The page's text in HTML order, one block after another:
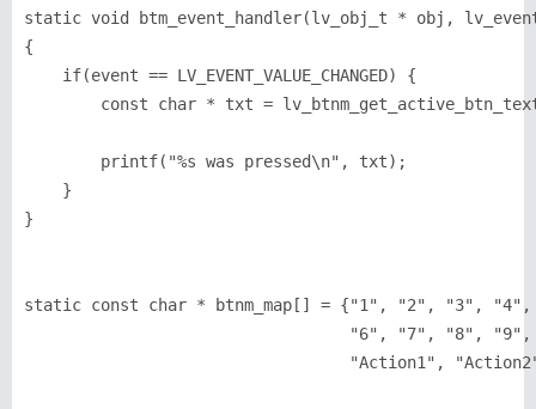
static void btm_event_handler(lv_obj_t * obj,
{
    if(event == LV_EVENT_VALUE_CHANGED) {
const char * txt =
        printf("%s was pressed\n", txt);
    }
}
static const char * btnm_map[] = {"1", "2", "3",
"6", "7", "8",
"Action1",